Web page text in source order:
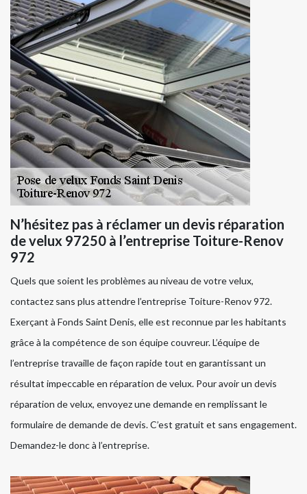
N’hésitez pas à réclamer un devis réparation
de velux 97250 à l’entreprise Toiture-Renov
972
Quels que soient les problèmes au niveau de votre velux,
contactez sans plus attendre l’entreprise Toiture-Renov 972.
Exerçant à Fonds Saint Denis, elle est reconnue par les habitants
grâce à la compétence de son équipe couvreur. L’équipe de
l’entreprise travaille de façon rapide tout en garantissant un
résultat impeccable en réparation de velux. Pour avoir un devis
réparation de velux, envoyez une demande en remplissant le
formulaire de demande de devis. C’est gratuit et sans engagement.
Demandez-le donc à l’entreprise.